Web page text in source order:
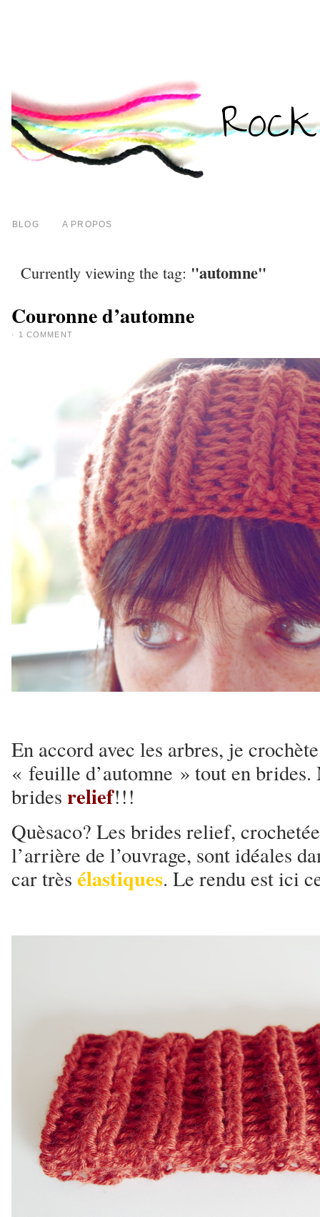
BLOG A PROPOS
Currently viewing the tag: "automne"
Couronne d’automne
· 1 COMMENT
En accord avec les arbres, je
« feuille d’automne » tout en
brides relief!!!
Quèsaco? Les brides relief,
l’arrière de l’ouvrage, sont idéales
car très élastiques. Le rendu est ici